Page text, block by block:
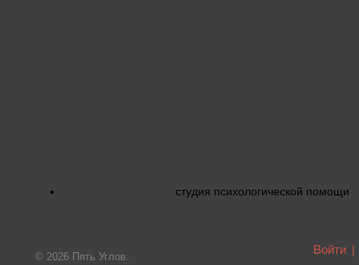
студия психологической помощи
© 2026 Пять Углов.
Войти